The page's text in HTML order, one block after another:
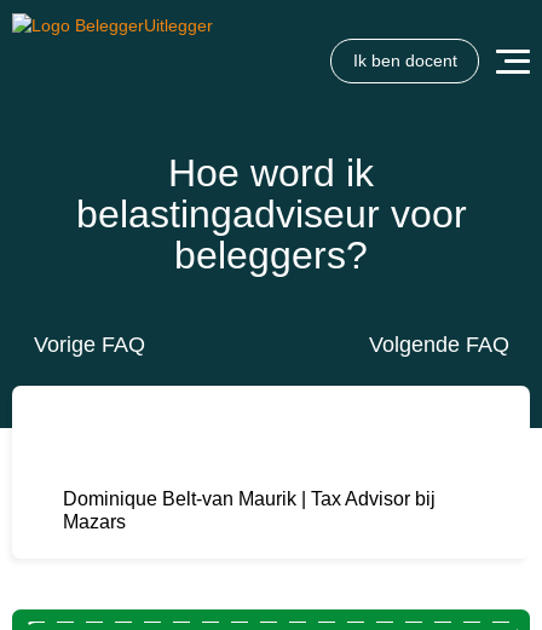
Ik ben docent
Hoe word ik
belastingadviseur voor
beleggers?
Vorige FAQ Volgende FAQ
Dominique Belt-van Maurik | Tax Advisor bij
Mazars